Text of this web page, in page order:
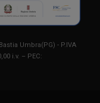
Umbra(PG) - P.IVA
i.v. – PEC: